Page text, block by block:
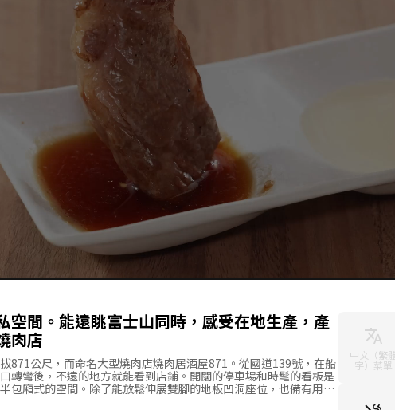
空間。能遠眺富士山同時，感受在地生產，產
肉店
871公尺，而命名大型燒肉店燒肉居酒屋871。從國道139號，在船
轉彎後，不遠的地方就能看到店鋪。開闊的停車場和時髦的看板是
包廂式的空間。除了能放鬆伸展雙腳的地板凹洞座位，也備有用暖
主要提供甲州牛、富士櫻花豬、信玄雞等等，山梨縣在地食材烹飪
中文（繁
字）菜單